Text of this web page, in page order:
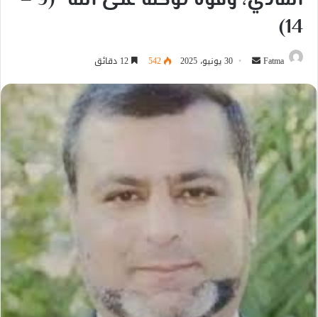
14)
Fatma
أرسل
إلكترونيا
30 يونيو، 2025 542